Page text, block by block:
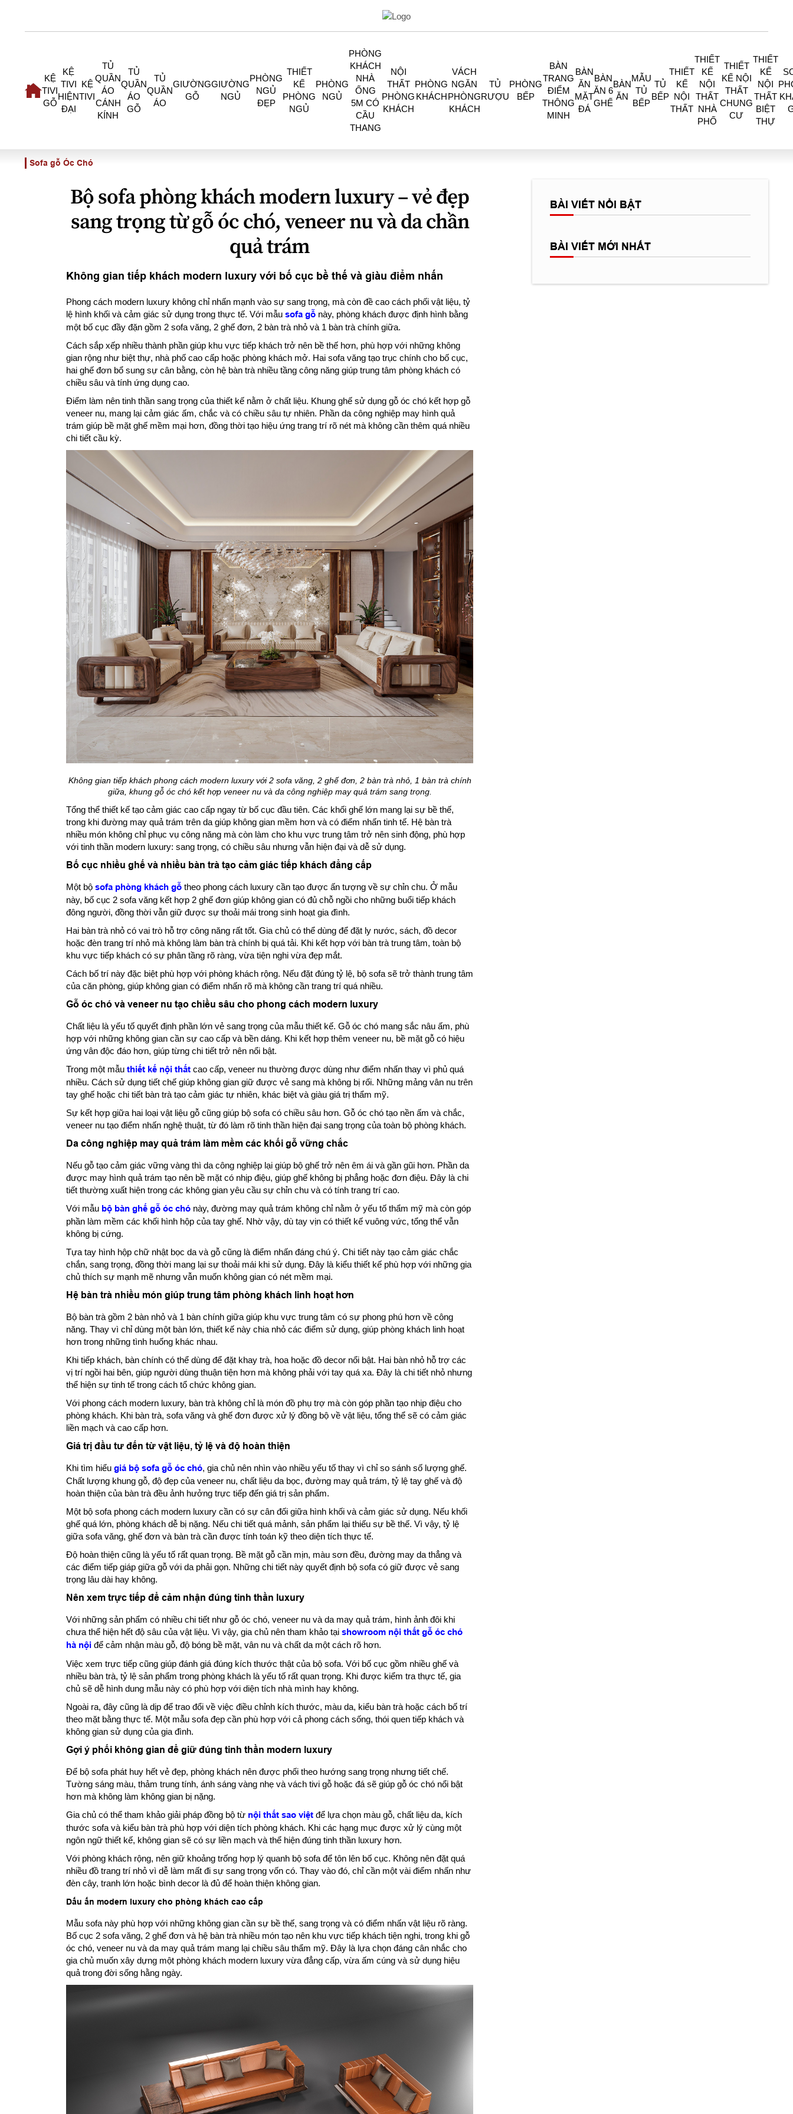
KỆ
TIVI
GỖ
KỆ
TIVI
HIỆN
ĐẠI
KỆ
TIVI
TỦ
QUẦN
ÁO
CÁNH
KÍNH
TỦ
QUẦN
ÁO
GỖ
TỦ
QUẦN
ÁO
GIƯỜNG
GỖ
GIƯỜNG
NGỦ
PHÒNG
NGỦ
ĐẸP
THIẾT
KẾ
PHÒNG
NGỦ
PHÒNG
NGỦ
PHÒNG
KHÁCH
NHÀ
ỐNG
5M CÓ
CẦU
THANG
NỘI
THẤT
PHÒNG
KHÁCH
PHÒNG
KHÁCH
VÁCH
NGĂN
PHÒNG
KHÁCH
TỦ
RƯỢU
PHÒNG
BẾP
BÀN
TRANG
ĐIỂM
THÔNG
MINH
BÀN
ĂN
MẶT
ĐÁ
BÀN
ĂN 6
GHẾ
BÀN
ĂN
MẪU
TỦ
BẾP
TỦ
BẾP
THIẾT
KẾ
NỘI
THẤT
THIẾT
KẾ
NỘI
THẤT
NHÀ
PHỐ
THIẾT
KẾ NỘI
THẤT
CHUNG
CƯ
THIẾT
KẾ
NỘI
THẤT
BIỆT
THỰ
Sofa gỗ Óc Chó
Bộ sofa phòng khách modern luxury – vẻ đẹp
sang trọng từ gỗ óc chó, veneer nu và da chần
quả trám
Không gian tiếp khách modern luxury với bố cục bề thế và giàu điểm nhấn
Phong cách modern luxury không chỉ nhấn mạnh vào sự sang trọng, mà còn đề cao cách phối vật liệu, tỷ
lệ hình khối và cảm giác sử dụng trong thực tế. Với mẫu sofa gỗ này, phòng khách được định hình bằng
một bố cục đầy đặn gồm 2 sofa văng, 2 ghế đơn, 2 bàn trà nhỏ và 1 bàn trà chính giữa.
Cách sắp xếp nhiều thành phần giúp khu vực tiếp khách trở nên bề thế hơn, phù hợp với những không
gian rộng như biệt thự, nhà phố cao cấp hoặc phòng khách mở. Hai sofa văng tạo trục chính cho bố cục,
hai ghế đơn bổ sung sự cân bằng, còn hệ bàn trà nhiều tầng công năng giúp trung tâm phòng khách có
chiều sâu và tính ứng dụng cao.
Điểm làm nên tinh thần sang trọng của thiết kế nằm ở chất liệu. Khung ghế sử dụng gỗ óc chó kết hợp gỗ
veneer nu, mang lại cảm giác ấm, chắc và có chiều sâu tự nhiên. Phần da công nghiệp may hình quả
trám giúp bề mặt ghế mềm mại hơn, đồng thời tạo hiệu ứng trang trí rõ nét mà không cần thêm quá nhiều
chi tiết cầu kỳ.
Không gian tiếp khách phong cách modern luxury với 2 sofa văng, 2 ghế đơn, 2 bàn trà nhỏ, 1 bàn trà chính
giữa, khung gỗ óc chó kết hợp veneer nu và da công nghiệp may quả trám sang trọng.
Tổng thể thiết kế tạo cảm giác cao cấp ngay từ bố cục đầu tiên. Các khối ghế lớn mang lại sự bề thế,
trong khi đường may quả trám trên da giúp không gian mềm hơn và có điểm nhấn tinh tế. Hệ bàn trà
nhiều món không chỉ phục vụ công năng mà còn làm cho khu vực trung tâm trở nên sinh động, phù hợp
với tinh thần modern luxury: sang trọng, có chiều sâu nhưng vẫn hiện đại và dễ sử dụng.
Bố cục nhiều ghế và nhiều bàn trà tạo cảm giác tiếp khách đẳng cấp
Một bộ sofa phòng khách gỗ theo phong cách luxury cần tạo được ấn tượng về sự chỉn chu. Ở mẫu
này, bố cục 2 sofa văng kết hợp 2 ghế đơn giúp không gian có đủ chỗ ngồi cho những buổi tiếp khách
đông người, đồng thời vẫn giữ được sự thoải mái trong sinh hoạt gia đình.
Hai bàn trà nhỏ có vai trò hỗ trợ công năng rất tốt. Gia chủ có thể dùng để đặt ly nước, sách, đồ decor
hoặc đèn trang trí nhỏ mà không làm bàn trà chính bị quá tải. Khi kết hợp với bàn trà trung tâm, toàn bộ
khu vực tiếp khách có sự phân tầng rõ ràng, vừa tiện nghi vừa đẹp mắt.
Cách bố trí này đặc biệt phù hợp với phòng khách rộng. Nếu đặt đúng tỷ lệ, bộ sofa sẽ trở thành trung tâm
của căn phòng, giúp không gian có điểm nhấn rõ mà không cần trang trí quá nhiều.
Gỗ óc chó và veneer nu tạo chiều sâu cho phong cách modern luxury
Chất liệu là yếu tố quyết định phần lớn vẻ sang trọng của mẫu thiết kế. Gỗ óc chó mang sắc nâu ấm, phù
hợp với những không gian cần sự cao cấp và bền dáng. Khi kết hợp thêm veneer nu, bề mặt gỗ có hiệu
ứng vân độc đáo hơn, giúp từng chi tiết trở nên nổi bật.
Trong một mẫu thiết kế nội thất cao cấp, veneer nu thường được dùng như điểm nhấn thay vì phủ quá
nhiều. Cách sử dụng tiết chế giúp không gian giữ được vẻ sang mà không bị rối. Những mảng vân nu trên
tay ghế hoặc chi tiết bàn trà tạo cảm giác tự nhiên, khác biệt và giàu giá trị thẩm mỹ.
Sự kết hợp giữa hai loại vật liệu gỗ cũng giúp bộ sofa có chiều sâu hơn. Gỗ óc chó tạo nền ấm và chắc,
veneer nu tạo điểm nhấn nghệ thuật, từ đó làm rõ tinh thần hiện đại sang trọng của toàn bộ phòng khách.
Da công nghiệp may quả trám làm mềm các khối gỗ vững chắc
Nếu gỗ tạo cảm giác vững vàng thì da công nghiệp lại giúp bộ ghế trở nên êm ái và gần gũi hơn. Phần da
được may hình quả trám tạo nên bề mặt có nhịp điệu, giúp ghế không bị phẳng hoặc đơn điệu. Đây là chi
tiết thường xuất hiện trong các không gian yêu cầu sự chỉn chu và có tính trang trí cao.
Với mẫu bộ bàn ghế gỗ óc chó này, đường may quả trám không chỉ nằm ở yếu tố thẩm mỹ mà còn góp
phần làm mềm các khối hình hộp của tay ghế. Nhờ vậy, dù tay vịn có thiết kế vuông vức, tổng thể vẫn
không bị cứng.
Tựa tay hình hộp chữ nhật bọc da và gỗ cũng là điểm nhấn đáng chú ý. Chi tiết này tạo cảm giác chắc
chắn, sang trọng, đồng thời mang lại sự thoải mái khi sử dụng. Đây là kiểu thiết kế phù hợp với những gia
chủ thích sự mạnh mẽ nhưng vẫn muốn không gian có nét mềm mại.
Hệ bàn trà nhiều món giúp trung tâm phòng khách linh hoạt hơn
Bộ bàn trà gồm 2 bàn nhỏ và 1 bàn chính giữa giúp khu vực trung tâm có sự phong phú hơn về công
năng. Thay vì chỉ dùng một bàn lớn, thiết kế này chia nhỏ các điểm sử dụng, giúp phòng khách linh hoạt
hơn trong những tình huống khác nhau.
Khi tiếp khách, bàn chính có thể dùng để đặt khay trà, hoa hoặc đồ decor nổi bật. Hai bàn nhỏ hỗ trợ các
vị trí ngồi hai bên, giúp người dùng thuận tiện hơn mà không phải với tay quá xa. Đây là chi tiết nhỏ nhưng
thể hiện sự tinh tế trong cách tổ chức không gian.
Với phong cách modern luxury, bàn trà không chỉ là món đồ phụ trợ mà còn góp phần tạo nhịp điệu cho
phòng khách. Khi bàn trà, sofa văng và ghế đơn được xử lý đồng bộ về vật liệu, tổng thể sẽ có cảm giác
liền mạch và cao cấp hơn.
Giá trị đầu tư đến từ vật liệu, tỷ lệ và độ hoàn thiện
Khi tìm hiểu giá bộ sofa gỗ óc chó, gia chủ nên nhìn vào nhiều yếu tố thay vì chỉ so sánh số lượng ghế.
Chất lượng khung gỗ, độ đẹp của veneer nu, chất liệu da bọc, đường may quả trám, tỷ lệ tay ghế và độ
hoàn thiện của bàn trà đều ảnh hưởng trực tiếp đến giá trị sản phẩm.
Một bộ sofa phong cách modern luxury cần có sự cân đối giữa hình khối và cảm giác sử dụng. Nếu khối
ghế quá lớn, phòng khách dễ bị nặng. Nếu chi tiết quá mảnh, sản phẩm lại thiếu sự bề thế. Vì vậy, tỷ lệ
giữa sofa văng, ghế đơn và bàn trà cần được tính toán kỹ theo diện tích thực tế.
Độ hoàn thiện cũng là yếu tố rất quan trọng. Bề mặt gỗ cần mịn, màu sơn đều, đường may da thẳng và
các điểm tiếp giáp giữa gỗ với da phải gọn. Những chi tiết này quyết định bộ sofa có giữ được vẻ sang
trọng lâu dài hay không.
Nên xem trực tiếp để cảm nhận đúng tinh thần luxury
Với những sản phẩm có nhiều chi tiết như gỗ óc chó, veneer nu và da may quả trám, hình ảnh đôi khi
chưa thể hiện hết độ sâu của vật liệu. Vì vậy, gia chủ nên tham khảo tại showroom nội thất gỗ óc chó
hà nội để cảm nhận màu gỗ, độ bóng bề mặt, vân nu và chất da một cách rõ hơn.
Việc xem trực tiếp cũng giúp đánh giá đúng kích thước thật của bộ sofa. Với bố cục gồm nhiều ghế và
nhiều bàn trà, tỷ lệ sản phẩm trong phòng khách là yếu tố rất quan trọng. Khi được kiểm tra thực tế, gia
chủ sẽ dễ hình dung mẫu này có phù hợp với diện tích nhà mình hay không.
Ngoài ra, đây cũng là dịp để trao đổi về việc điều chỉnh kích thước, màu da, kiểu bàn trà hoặc cách bố trí
theo mặt bằng thực tế. Một mẫu sofa đẹp cần phù hợp với cả phong cách sống, thói quen tiếp khách và
không gian sử dụng của gia đình.
Gợi ý phối không gian để giữ đúng tinh thần modern luxury
Để bộ sofa phát huy hết vẻ đẹp, phòng khách nên được phối theo hướng sang trọng nhưng tiết chế.
Tường sáng màu, thảm trung tính, ánh sáng vàng nhẹ và vách tivi gỗ hoặc đá sẽ giúp gỗ óc chó nổi bật
hơn mà không làm không gian bị nặng.
Gia chủ có thể tham khảo giải pháp đồng bộ từ nội thất sao việt để lựa chọn màu gỗ, chất liệu da, kích
thước sofa và kiểu bàn trà phù hợp với diện tích phòng khách. Khi các hạng mục được xử lý cùng một
ngôn ngữ thiết kế, không gian sẽ có sự liền mạch và thể hiện đúng tinh thần luxury hơn.
Với phòng khách rộng, nên giữ khoảng trống hợp lý quanh bộ sofa để tôn lên bố cục. Không nên đặt quá
nhiều đồ trang trí nhỏ vì dễ làm mất đi sự sang trọng vốn có. Thay vào đó, chỉ cần một vài điểm nhấn như
đèn cây, tranh lớn hoặc bình decor là đủ để hoàn thiện không gian.
Dấu ấn modern luxury cho phòng khách cao cấp
Mẫu sofa này phù hợp với những không gian cần sự bề thế, sang trọng và có điểm nhấn vật liệu rõ ràng.
Bố cục 2 sofa văng, 2 ghế đơn và hệ bàn trà nhiều món tạo nên khu vực tiếp khách tiện nghi, trong khi gỗ
óc chó, veneer nu và da may quả trám mang lại chiều sâu thẩm mỹ. Đây là lựa chọn đáng cân nhắc cho
gia chủ muốn xây dựng một phòng khách modern luxury vừa đẳng cấp, vừa ấm cúng và sử dụng hiệu
quả trong đời sống hằng ngày.
BÀI VIẾT NỔI BẬT
BÀI VIẾT MỚI NHẤT